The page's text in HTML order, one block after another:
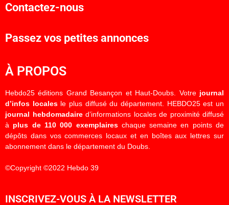
Contactez-nous
Passez vos petites annonces
À PROPOS
Hebdo25 éditions Grand Besançon et Haut-Doubs. Votre journal
d’infos localesle plus diffusé du département. HEBDO25 est un
journal hebdomadaired’informations locales de proximité diffusé
à plus de 110 000 exemplaireschaque semaine en points de
dépôts dans vos commerces locaux et en boîtes aux lettres sur
abonnement dans le département du Doubs.
©Copyright ©2022 Hebdo 39
INSCRIVEZ-VOUS À LA NEWSLETTER